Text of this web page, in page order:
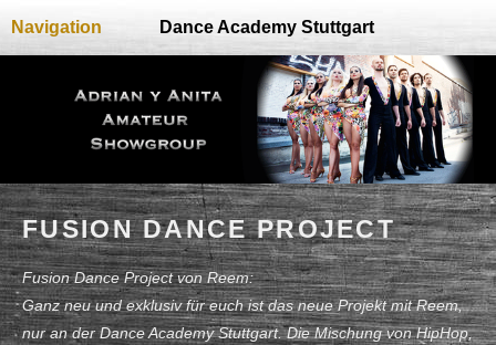
Navigation Dance Academy Stuttgart
FUSION DANCE PROJECT
Fusion Dance Project von Reem:
Ganz neu und exklusiv für euch ist das neue Projekt mit Reem,
nur an der Dance Academy Stuttgart. Die Mischung von HipHop,